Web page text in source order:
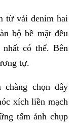
từ vải denim hai
bộ bề mặt đều
có thể. Bên
tự.
chọn dây
xích liền mạch
tấm ảnh chụp